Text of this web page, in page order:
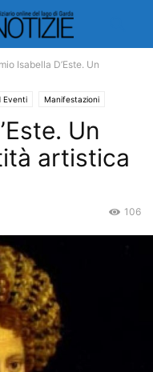
Isabella D’Este. Un
Eventi Manifestazioni
Un
artistica
106